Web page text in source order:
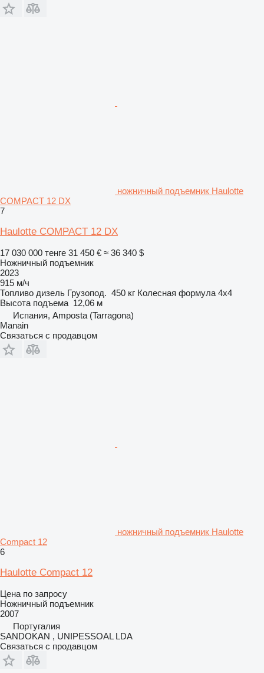
ножничный подъемник Haulotte
COMPACT 12 DX
7
Haulotte COMPACT 12 DX
17 030 000 тенге 31 450 € ≈ 36 340 $
Ножничный подъемник
2023
915 м/ч
Топливо дизель Грузопод. 450 кг Колесная формула 4x4
Высота подъема 12,06 м
Испания, Amposta (Tarragona)
Manain
Связаться с продавцом
ножничный подъемник Haulotte
Compact 12
6
Haulotte Compact 12
Цена по запросу
Ножничный подъемник
2007
Португалия
SANDOKAN , UNIPESSOAL LDA
Связаться с продавцом